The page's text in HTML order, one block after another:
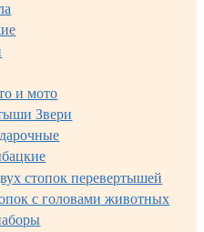
и мото
Звери
стопок перевертышей
с головами животных